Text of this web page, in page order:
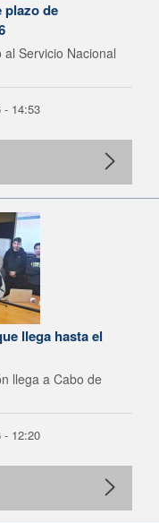
plazo de
Servicio Nacional
- 14:53
llega hasta el
llega a Cabo de
- 12:20